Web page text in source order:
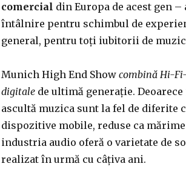
comercial din Europa de acest gen
întâlnire pentru schimbul de
general, pentru toți iubitorii de
Munich High End Show combină Hi-
digitalede ultimă generație.
ascultă muzica sunt la fel de diferite
dispozitive mobile, reduse ca
industria audio oferă o varietate de
realizat în urmă cu câțiva ani.